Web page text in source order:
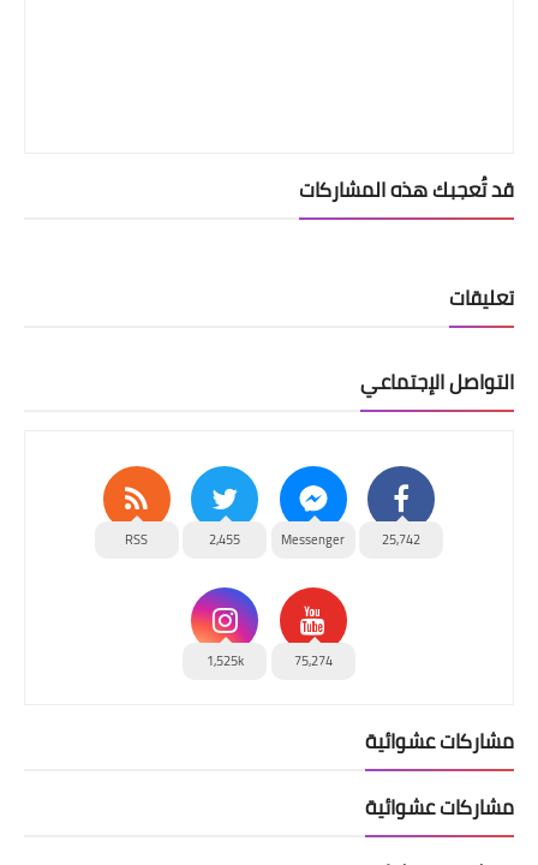
قد تُعجبك هذه المشاركات
تعليقات
التواصل الإجتماعي
25,742
Messenger
2,455
RSS
75,274
1,525k
مشاركات عشوائية
مشاركات عشوائية